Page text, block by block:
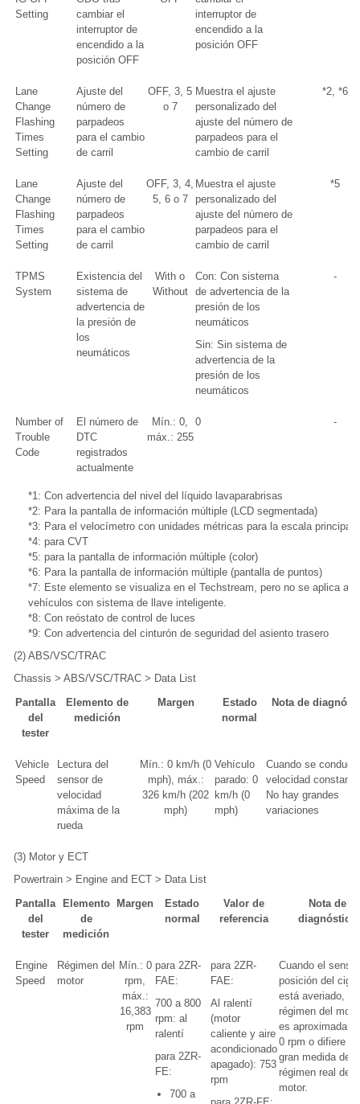
Setting
cambiar el
interruptor de
encendido a la
posición OFF
interruptor de
encendido a la
posición OFF
Lane
Change
Flashing
Times
Setting
Ajuste del
número de
parpadeos
para el cambio
de carril
OFF, 3, 5
o 7
Muestra el ajuste
personalizado del
ajuste del número de
parpadeos para el
cambio de carril
*2, *6
Lane
Change
Flashing
Times
Setting
Ajuste del
número de
parpadeos
para el cambio
de carril
OFF, 3, 4,
5, 6 o 7
Muestra el ajuste
personalizado del
ajuste del número de
parpadeos para el
cambio de carril
*5
TPMS
System
Existencia del
sistema de
advertencia de
la presión de
los
neumáticos
With o
Without
Con: Con sistema
de advertencia de la
presión de los
neumáticos
Sin: Sin sistema de
advertencia de la
presión de los
neumáticos
-
Number of
Trouble
Code
El número de
DTC
registrados
actualmente
Mín.: 0,
máx.: 255
0 -
*1: Con advertencia del nivel del líquido lavaparabrisas
*2: Para la pantalla de información múltiple (LCD segmentada)
*3: Para el velocímetro con unidades métricas para la escala principal
*4: para CVT
*5: para la pantalla de información múltiple (color)
*6: Para la pantalla de información múltiple (pantalla de puntos)
*7: Este elemento se visualiza en el Techstream, pero no se aplica a
vehículos con sistema de llave inteligente.
*8: Con reóstato de control de luces
*9: Con advertencia del cinturón de seguridad del asiento trasero
(2) ABS/VSC/TRAC
Chassis > ABS/VSC/TRAC > Data List
Pantalla
del
tester
Elemento de
medición
Margen
Estado
normal
Nota de
Vehicle
Speed
Lectura del
sensor de
velocidad
máxima de la
rueda
Mín.: 0 km/h (0
mph), máx.:
326 km/h (202
mph)
Vehículo
parado: 0
km/h (0
mph)
Cuando se
velocidad
No hay grandes
variaciones
(3) Motor y ECT
Powertrain > Engine and ECT > Data List
Pantalla
del
tester
Elemento
de
medición
Margen
Estado
normal
Valor de
referencia
Nota de
diagnóstico
Engine
Speed
Régimen del
motor
Mín.: 0
rpm,
máx.:
16,383
rpm
para 2ZR-
FAE:
700 a 800
rpm: al
ralentí
para 2ZR-
FE:
700 a
para 2ZR-
FAE:
Al ralentí
(motor
caliente y aire
acondicionado
apagado): 753
rpm
Cuando el
posición del
está averiado, el
régimen del
es
0 rpm o difiere en
gran medida del
régimen real del
motor.